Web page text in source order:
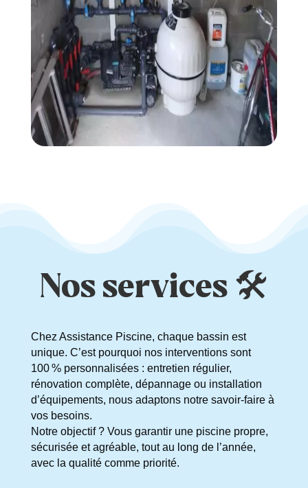
Nos services 🛠️​​
Chez Assistance Piscine, chaque bassin est
unique. C’est pourquoi nos interventions sont
100 % personnalisées : entretien régulier,
rénovation complète, dépannage ou installation
d’équipements, nous adaptons notre savoir-faire à
vos besoins.
Notre objectif ? Vous garantir une piscine propre,
sécurisée et agréable, tout au long de l’année,
avec la qualité comme priorité.